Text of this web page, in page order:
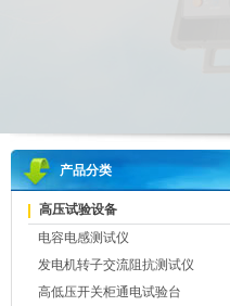
产品分类
高压试验设备
电容电感测试仪
发电机转子交流阻抗测试仪
高低压开关柜通电试验台